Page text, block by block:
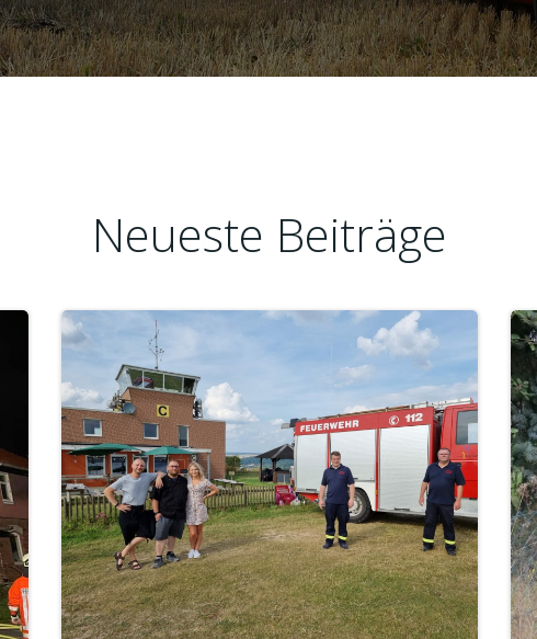
Neueste Beiträge